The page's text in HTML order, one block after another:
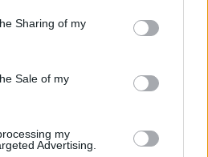
behaviour. You may click to
and its third-party tags to
purposes in below Google
Sharing of my
Sale of my
my
Advertising.